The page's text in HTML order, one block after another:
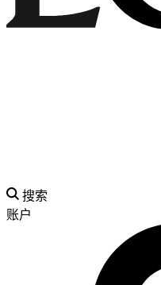
搜索
账户